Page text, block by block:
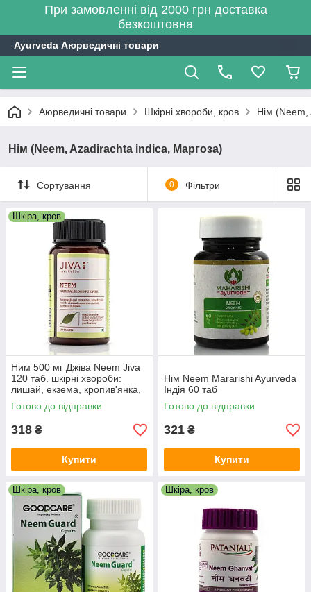
При замовленні від 2000 грн доставка
безкоштовна
Ayurveda Аюрведичні товари
Аюрведичні товари Шкірні хвороби, кров Нім
Нім (Neem, Azadirachta indica, Маргоза)
Сортування 0 Фільтри
Шкіра, кров
Ним 500 мг Джіва Neem Jiva
120 таб. шкірні хвороби:
лишай, екзема, кропив'янка,
гнійничкові захворювання та
нарив.
Готово до відправки
318 ₴
Купити
Нім Neem Mararishi Ayurveda
Індія 60 таб
Готово до відправки
321 ₴
Купити
Шкіра, кров Шкіра, кров